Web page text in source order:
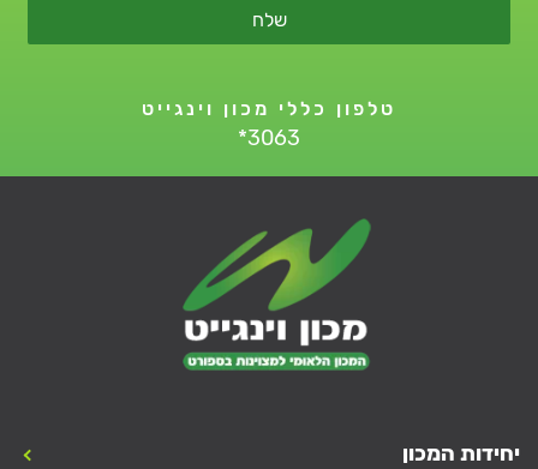
שלח
טלפון כללי מכון וינגייט
*3063
יחידות המכון